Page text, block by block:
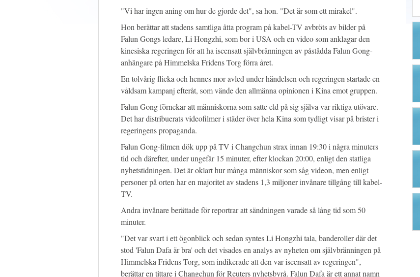
"Vi har ingen aning om hur de gjorde det", sa hon. "Det är som ett mirakel".
Hon berättar att stadens samtliga åtta program på kabel-TV avbröts av bilder på
Falun Gongs ledare, Li Hongzhi, som bor i USA och en video som anklagar den
kinesiska regeringen för att ha iscensatt självbränningen av påstådda Falun Gong-
anhängare på Himmelska Fridens Torg förra året.
En tolvårig flicka och hennes mor avled under händelsen och regeringen startade en
våldsam kampanj efteråt, som vände den allmänna opinionen i Kina emot gruppen.
Falun Gong förnekar att människorna som satte eld på sig själva var riktiga utövare.
Det har distribuerats videofilmer i städer över hela Kina som tydligt visar på brister i
regeringens propaganda.
Falun Gong-filmen dök upp på TV i Changchun strax innan 19:30 i några minuters
tid och därefter, under ungefär 15 minuter, efter klockan 20:00, enligt den statliga
nyhetstidningen. Det är oklart hur många människor som såg videon, men enligt
personer på orten har en majoritet av stadens 1,3 miljoner invånare tillgång till kabel-
TV.
Andra invånare berättade för reportrar att sändningen varade så lång tid som 50
minuter.
"Det var svart i ett ögonblick och sedan syntes Li Hongzhi tala, banderoller där det
stod 'Falun Dafa är bra' och det visades en analys av nyheten om självbränningen på
Himmelska Fridens Torg, som indikerade att den var iscensatt av regeringen",
berättar en tittare i Changchun för Reuters nyhetsbyrå. Falun Dafa är ett annat namn